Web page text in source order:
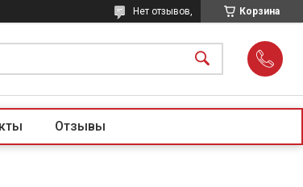
Корзина
Нет отзывов,
Отзывы